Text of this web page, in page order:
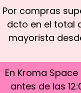
Por compras
dcto en el total
mayorista
En Kroma
antes de las